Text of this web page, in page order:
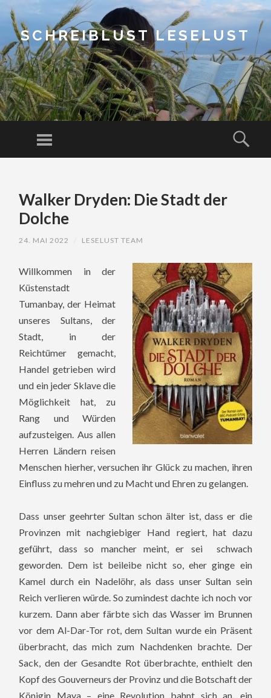
SCHREIBLUST LESELUST
Menu
CONTENT
Walker Dryden: Die Stadt der
Dolche
24. MAI 2022 LESELUST TEAM
Willkommen in der
Küstenstadt
Tumanbay, der Heimat
unseres Sultans, der
Stadt, in der
Reichtümer gemacht,
Handel getrieben wird
und ein jeder Sklave die
Möglichkeit hat, zu
Rang und Würden
aufzusteigen. Aus allen
Herren Ländern reisen
Menschen hierher, versuchen ihr Glück zu machen, ihren
Einfluss zu mehren und zu Macht und Ehren zu gelangen.
Dass unser geehrter Sultan schon älter ist, dass er die
Provinzen mit nachgiebiger Hand regiert, hat dazu
geführt, dass so mancher meint, er sei schwach
geworden. Dem ist beileibe nicht so, eher ginge ein
Kamel durch ein Nadelöhr, als dass unser Sultan sein
Reich verlieren würde. So zumindest dachte ich noch vor
kurzem. Dann aber färbte sich das Wasser im Brunnen
vor dem Al-Dar-Tor rot, dem Sultan wurde ein Präsent
überbracht, das mich zum Nachdenken brachte. Der
Sack, den der Gesandte Rot überbrachte, enthielt den
Kopf des Gouverneurs der Provinz und die Botschaft der
Königin Maya – eine Revolution bahnt sich an, ein